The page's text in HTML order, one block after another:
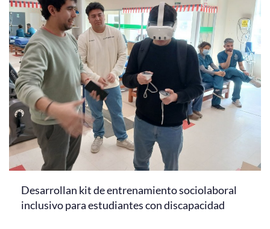
Desarrollan kit de entrenamiento sociolaboral
inclusivo para estudiantes con discapacidad